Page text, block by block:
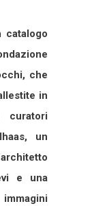
catalogo
che
in
curatori
un
e una